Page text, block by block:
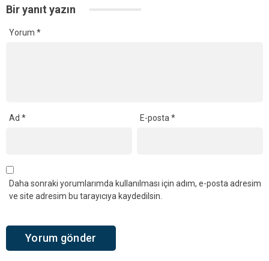
Bir yanıt yazın
Yorum *
Ad * E-posta*
Daha sonraki yorumlarımda kullanılması için adım, e-posta adresim
ve site adresim bu tarayıcıya kaydedilsin.